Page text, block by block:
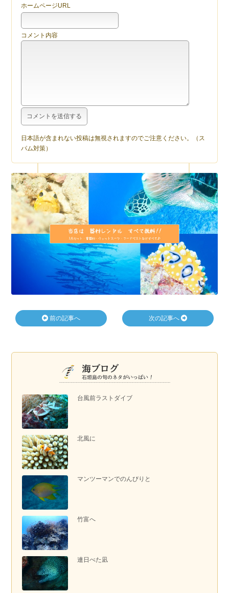
台風前ラストダイブ
北風に
マンツーマンでのんびりと
竹富へ
連日べた凪
ホームページURL
コメント内容
日本語が含まれない投稿は無視されますのでご注意ください。（ス
パム対策）
前の記事へ 次の記事へ